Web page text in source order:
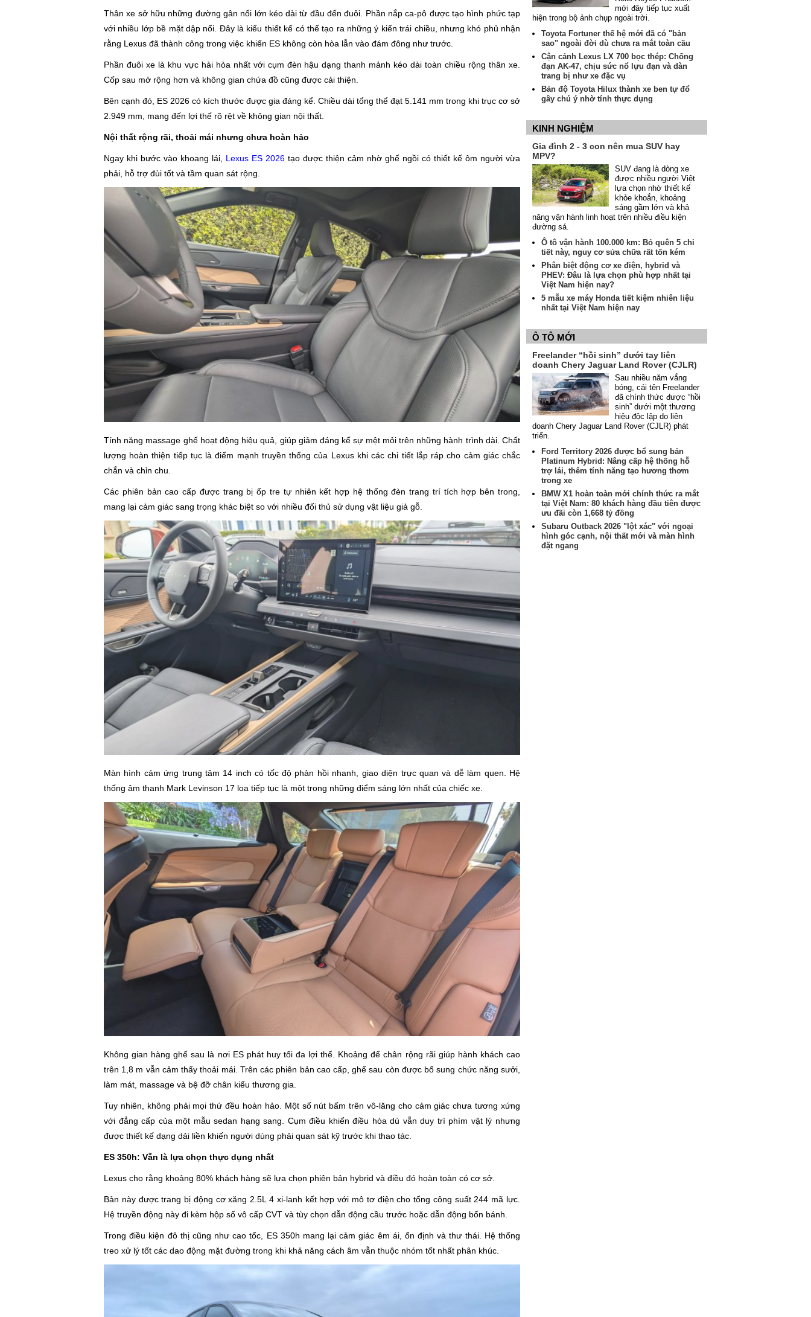
Thân xe sở hữu những đường gân nổi lớn kéo dài từ đầu đến đuôi. Phần nắp ca-pô được tạo hình phức tạp
với nhiều lớp bề mặt dập nổi. Đây là kiểu thiết kế có thể tạo ra những ý kiến trái chiều, nhưng khó phủ nhận
rằng Lexus đã thành công trong việc khiến ES không còn hòa lẫn vào đám đông như trước.
Phần đuôi xe là khu vực hài hòa nhất với cụm đèn hậu dạng thanh mảnh kéo dài toàn chiều rộng thân xe.
Cốp sau mở rộng hơn và không gian chứa đồ cũng được cải thiện.
Bên cạnh đó, ES 2026 có kích thước được gia đáng kể. Chiều dài tổng thể đạt 5.141 mm trong khi trục cơ sở
2.949 mm, mang đến lợi thế rõ rệt về không gian nội thất.
Nội thất rộng rãi, thoải mái nhưng chưa hoàn hảo
Ngay khi bước vào khoang lái, Lexus ES 2026 tạo được thiện cảm nhờ ghế ngồi có thiết kế ôm người vừa
phải, hỗ trợ đùi tốt và tầm quan sát rộng.
Tính năng massage ghế hoạt động hiệu quả, giúp giảm đáng kể sự mệt mỏi trên những hành trình dài. Chất
lượng hoàn thiện tiếp tục là điểm mạnh truyền thống của Lexus khi các chi tiết lắp ráp cho cảm giác chắc
chắn và chỉn chu.
Các phiên bản cao cấp được trang bị ốp tre tự nhiên kết hợp hệ thống đèn trang trí tích hợp bên trong,
mang lại cảm giác sang trọng khác biệt so với nhiều đối thủ sử dụng vật liệu giả gỗ.
Màn hình cảm ứng trung tâm 14 inch có tốc độ phản hồi nhanh, giao diện trực quan và dễ làm quen. Hệ
thống âm thanh Mark Levinson 17 loa tiếp tục là một trong những điểm sáng lớn nhất của chiếc xe.
Không gian hàng ghế sau là nơi ES phát huy tối đa lợi thế. Khoảng để chân rộng rãi giúp hành khách cao
trên 1,8 m vẫn cảm thấy thoải mái. Trên các phiên bản cao cấp, ghế sau còn được bổ sung chức năng sưởi,
làm mát, massage và bệ đỡ chân kiểu thương gia.
Tuy nhiên, không phải mọi thứ đều hoàn hảo. Một số nút bấm trên vô-lăng cho cảm giác chưa tương xứng
với đẳng cấp của một mẫu sedan hạng sang. Cụm điều khiển điều hòa dù vẫn duy trì phím vật lý nhưng
được thiết kế dạng dải liền khiến người dùng phải quan sát kỹ trước khi thao tác.
ES 350h: Vẫn là lựa chọn thực dụng nhất
Lexus cho rằng khoảng 80% khách hàng sẽ lựa chọn phiên bản hybrid và điều đó hoàn toàn có cơ sở.
Bản này được trang bị động cơ xăng 2.5L 4 xi-lanh kết hợp với mô tơ điện cho tổng công suất 244 mã lực.
Hệ truyền động này đi kèm hộp số vô cấp CVT và tùy chọn dẫn động cầu trước hoặc dẫn động bốn bánh.
Trong điều kiện đô thị cũng như cao tốc, ES 350h mang lại cảm giác êm ái, ổn định và thư thái. Hệ thống
treo xử lý tốt các dao động mặt đường trong khi khả năng cách âm vẫn thuộc nhóm tốt nhất phân khúc.
mới đây tiếp tục xuất
hiện trong bộ ảnh chụp ngoài trời.
Toyota Fortuner thế hệ mới đã có "bản
sao" ngoài đời dù chưa ra mắt toàn cầu
Cận cảnh Lexus LX 700 bọc thép: Chống
đạn AK-47, chịu sức nổ lựu đạn và dàn
trang bị như xe đặc vụ
Bản độ Toyota Hilux thành xe ben tự đổ
gây chú ý nhờ tính thực dụng
KINH NGHIỆM
Gia đình 2 - 3 con nên mua SUV hay
MPV?
SUV đang là dòng xe
được nhiều người Việt
lựa chọn nhờ thiết kế
khỏe khoắn, khoảng
sáng gầm lớn và khả
năng vận hành linh hoạt trên nhiều điều kiện
đường sá.
Ô tô vận hành 100.000 km: Bỏ quên 5 chi
tiết này, nguy cơ sửa chữa rất tốn kém
Phân biệt động cơ xe điện, hybrid và
PHEV: Đâu là lựa chọn phù hợp nhất tại
Việt Nam hiện nay?
5 mẫu xe máy Honda tiết kiệm nhiên liệu
nhất tại Việt Nam hiện nay
Ô TÔ MỚI
Freelander “hồi sinh” dưới tay liên
doanh Chery Jaguar Land Rover (CJLR)
Sau nhiều năm vắng
bóng, cái tên Freelander
đã chính thức được “hồi
sinh” dưới một thương
hiệu độc lập do liên
doanh Chery Jaguar Land Rover (CJLR) phát
triển.
Ford Territory 2026 được bổ sung bản
Platinum Hybrid: Nâng cấp hệ thống hỗ
trợ lái, thêm tính năng tạo hương thơm
trong xe
BMW X1 hoàn toàn mới chính thức ra mắt
tại Việt Nam: 80 khách hàng đầu tiên được
ưu đãi còn 1,668 tỷ đồng
Subaru Outback 2026 "lột xác" với ngoại
hình góc cạnh, nội thất mới và màn hình
đặt ngang